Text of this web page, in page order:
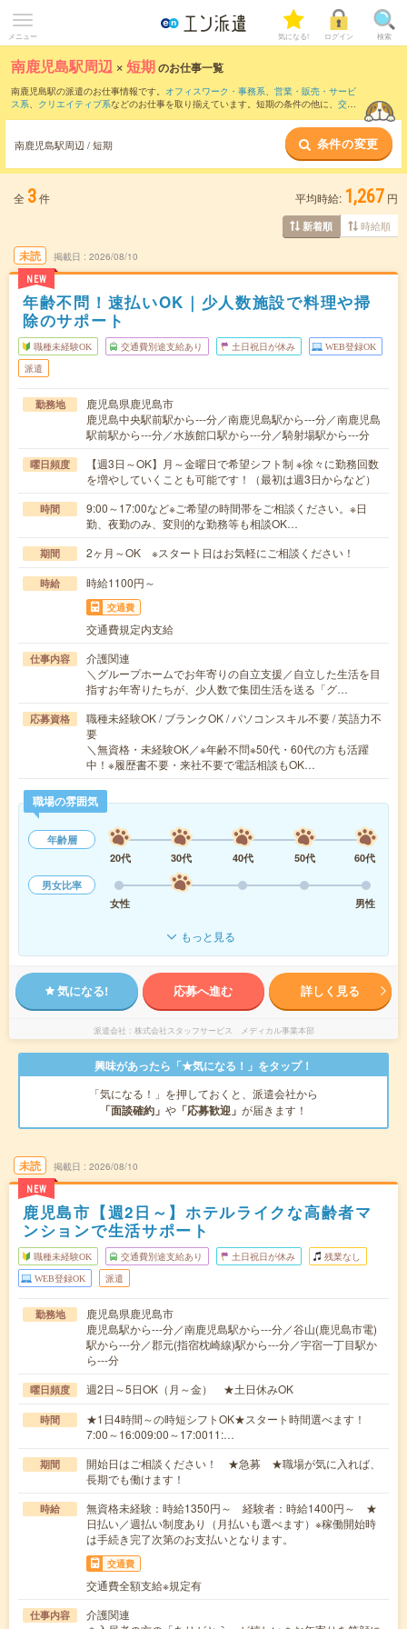
メニュー 気になる! ログイン 検索
南鹿児島駅周辺 ×短期のお仕事一覧
南鹿児島駅の派遣のお仕事情報です。 オフィスワーク・事務系、 営業・販売・サービ
ス系、 クリエイティブ系などのお仕事を取り揃えています。短期の条件の他に、 交通
南鹿児島駅周辺 / 短期 条件の変更
全 3件 平均時給: 1,267 円
新着順 時給順
未読
NEW
掲載日 2026/08/10
年齢不問！速払いOK｜少人数施設で料理や掃
除のサポート
職種未経験OK 交通費別途支給あり 土日祝日が休み WEB登録OK
派遣
勤務地
鹿児島県鹿児島市
鹿児島中央駅前駅から---分／南鹿児島駅から---分／南鹿児島
駅前駅から---分／水族館口駅から---分／騎射場駅から---分
曜日頻度
【週3日～OK】月～金曜日で希望シフト制 ※徐々に勤務回数
を増やしていくことも可能です！（最初は週3日からなど）
時間
9:00～17:00など※ご希望の時間帯をご相談ください。※日
勤、夜勤のみ、変則的な勤務等も相談OK…
期間 2ヶ月～OK ※スタート日はお気軽にご相談ください！
時給 時給1100円～
交通費
交通費規定内支給
仕事内容
介護関連
＼グループホームでお年寄りの自立支援／自立した生活を目
指すお年寄りたちが、少人数で集団生活を送る「グ…
応募資格
職種未経験OK / ブランクOK / パソコンスキル不要 / 英語力不
要
＼無資格・未経験OK／※年齢不問※50代・60代の方も活躍
中！※履歴書不要・来社不要で電話相談もOK…
職場の雰囲気
年齢層
20代
30代 40代 50代
60代
男女比率
女性
男性
もっと見る
気になる! 応募へ進む 詳しく見る
派遣会社 株式会社スタッフサービス メディカル事業本部
興味があったら「★気になる！」をタップ！
「気になる！」を押しておくと、派遣会社から
「面談確約」 や 「応募歓迎」 が届きます！
未読
NEW
掲載日 2026/08/10
鹿児島市【週2日～】ホテルライクな高齢者マ
ンションで生活サポート
職種未経験OK 交通費別途支給あり 土日祝日が休み 残業なし
WEB登録OK 派遣
勤務地
鹿児島県鹿児島市
鹿児島駅から---分／南鹿児島駅から---分／谷山(鹿児島市電)
駅から---分／郡元(指宿枕崎線)駅から---分／宇宿一丁目駅か
ら---分
曜日頻度 週2日～5日OK（月～金） ★土日休みOK
時間
★1日4時間～の時短シフトOK★スタート時間選べます！
7:00～16:009:00～17:0011:…
期間
開始日はご相談ください！ ★急募 ★職場が気に入れば、
長期でも働けます！
時給
無資格未経験：時給1350円～ 経験者：時給1400円～ ★
日払い／週払い制度あり（月払いも選べます）※稼働開始時
は手続き完了次第のお支払いとなります。
交通費
交通費全額支給※規定有
仕事内容
介護関連